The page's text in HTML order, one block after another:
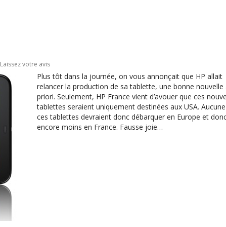
Laissez votre avis
Plus tôt dans la journée, on vous annonçait que HP allait
relancer la production de sa tablette, une bonne nouvelle
priori. Seulement, HP France vient d’avouer que ces
tablettes seraient uniquement destinées aux USA.
ces tablettes devraient donc débarquer en Europe et
encore moins en France. Fausse joie…